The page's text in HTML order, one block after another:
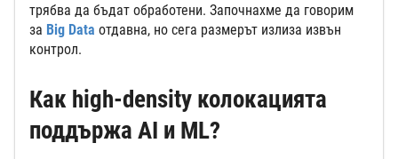
трябва да бъдат обработени. Започнахме да говорим
за Big Data отдавна, но сега размерът излиза извън
контрол.
Как high-density колокацията
поддържа AI и ML?